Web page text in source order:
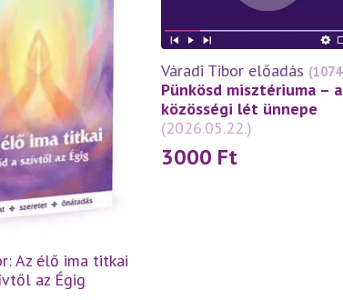
Az élő ima titkai
az Égig
Váradi Tibor előadás
Pünkösd misztériuma – a
közösségi lét ünnepe
(2026.05.22.)
3000 Ft